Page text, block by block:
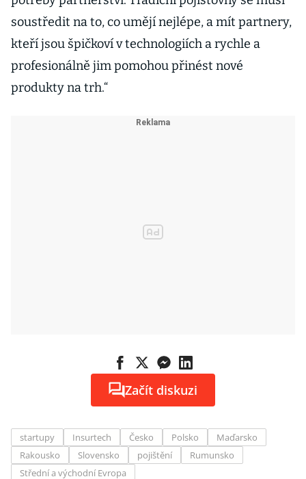
soustředit na to, co umějí nejlépe, a mít partnery,
kteří jsou špičkoví v technologiích a rychle a
profesionálně jim pomohou přinést nové
produkty na trh.“
Začít diskuzi
startupy Insurtech Česko Polsko
Maďarsko
Rakousko
Slovensko pojištění
Rumunsko
Střední a východní Evropa